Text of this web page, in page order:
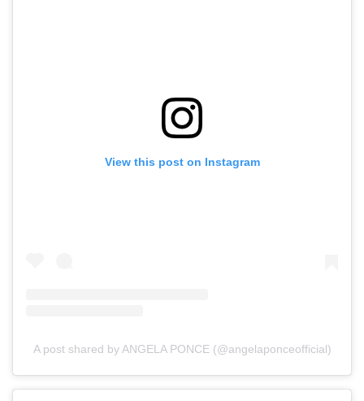
View this post on Instagram
A post shared by ANGELA PONCE (@angelaponceofficial)